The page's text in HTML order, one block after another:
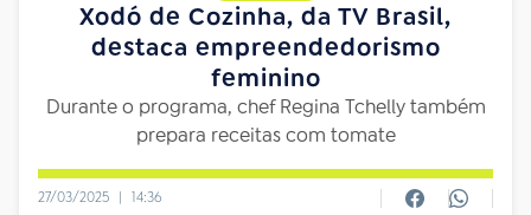
Xodó de Cozinha, da TV Brasil,
destaca empreendedorismo
feminino
Durante o programa, chef Regina Tchelly também
prepara receitas com tomate
27/03/2025 | 14:36